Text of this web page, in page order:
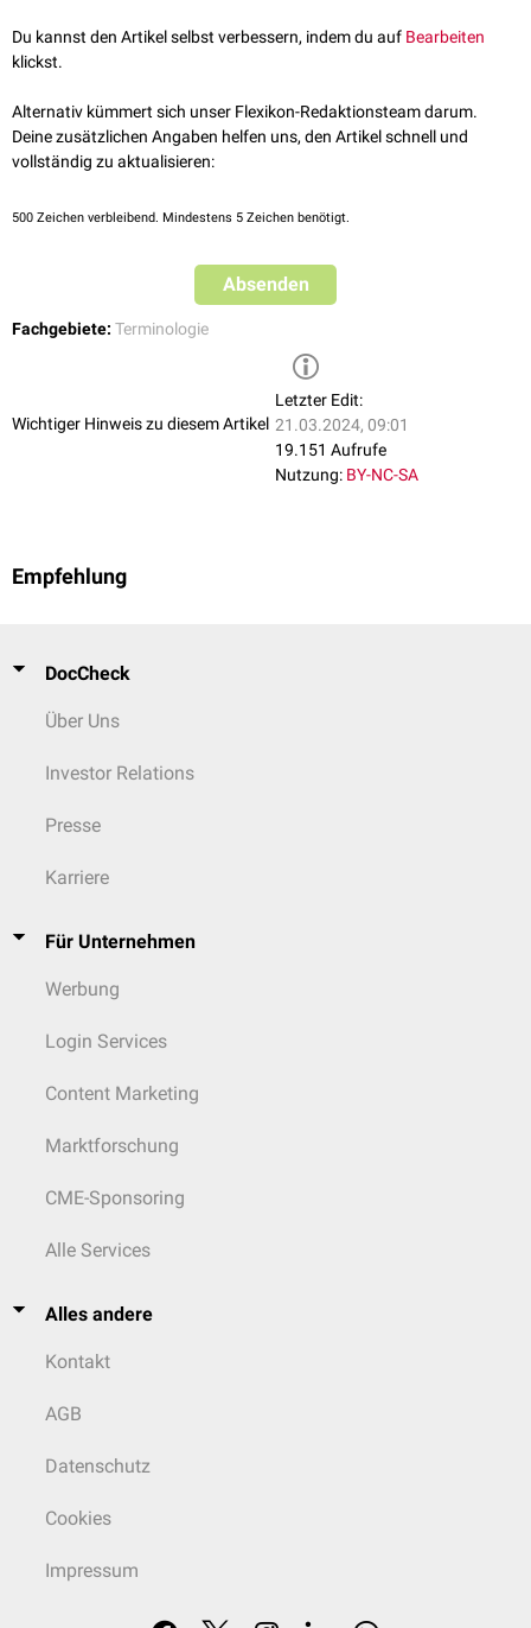
Hypokaliämie
Hyponatriämie ) vergesellschaftet.
Du kannst den Artikel selbst verbessern, indem du auf Bearbeiten
klickst.
Alternativ kümmert sich unser Flexikon-Redaktionsteam darum.
Deine zusätzlichen Angaben helfen uns, den Artikel schnell und
vollständig zu aktualisieren:
500 Zeichen verbleibend. Mindestens 5 Zeichen benötigt.
Absenden
Fachgebiete: Terminologie
Wichtiger Hinweis zu diesem Artikel
Letzter Edit:
21.03.2024, 09:01
19.151 Aufrufe
Nutzung: BY-NC-SA
Empfehlung
DocCheck
Über Uns
Investor Relations
Presse
Karriere
Für Unternehmen
Werbung
Login Services
Content Marketing
Marktforschung
CME-Sponsoring
Alle Services
Alles andere
Kontakt
AGB
Datenschutz
Cookies
Impressum